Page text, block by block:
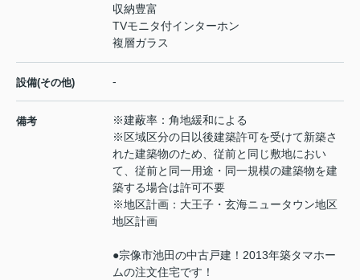
収納豊富
TVモニタ付インターホン
複層ガラス
設備(その他) -
備考
※建蔽率：角地緩和による
※区域区分の日以後建築許可を受けて新築さ
れた建築物のため、従前と同じ敷地におい
て、従前と同一用途・同一規模の建築物を建
築する場合は許可不要
※地区計画：大王子・玄海ニュータウン地区
地区計画
●宗像市池田の中古戸建！2013年築タマホー
ムの注文住宅です！